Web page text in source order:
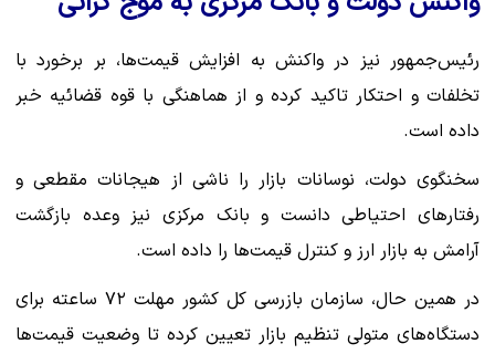
رئیس‌جمهور نیز در واکنش به افزایش قیمت‌ها، بر برخورد با
تخلفات و احتکار تاکید کرده و از هماهنگی با قوه قضائیه خبر
داده است.
سخنگوی دولت، نوسانات بازار را ناشی از هیجانات مقطعی و
رفتارهای احتیاطی دانست و بانک مرکزی نیز وعده بازگشت
آرامش به بازار ارز و کنترل قیمت‌ها را داده است.
در همین حال، سازمان بازرسی کل کشور مهلت ۷۲ ساعته برای
دستگاه‌های متولی تنظیم بازار تعیین کرده تا وضعیت قیمت‌ها